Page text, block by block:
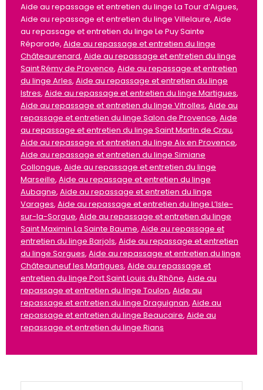
Aide au repassage et entretien du linge La Tour d’Aigues,
Aide au repassage et entretien du linge Villelaure, Aide
au repassage et entretien du linge Le Puy Sainte
Réparade, Aide au repassage et entretien du linge
Châteaurenard, Aide au repassage et entretien du linge
Saint Rémy de Provence, Aide au repassage et entretien
du linge Arles, Aide au repassage et entretien du linge
Istres, Aide au repassage et entretien du linge Martigues,
Aide au repassage et entretien du linge Vitrolles, Aide au
repassage et entretien du linge Salon de Provence, Aide
au repassage et entretien du linge Saint Martin de Crau,
Aide au repassage et entretien du linge Aix en Provence,
Aide au repassage et entretien du linge Simiane
Collongue, Aide au repassage et entretien du linge
Marseille, Aide au repassage et entretien du linge
Aubagne, Aide au repassage et entretien du linge
Varages, Aide au repassage et entretien du linge L’Isle-
sur-la-Sorgue, Aide au repassage et entretien du linge
Saint Maximin La Sainte Baume, Aide au repassage et
entretien du linge Barjols, Aide au repassage et entretien
du linge Sorgues, Aide au repassage et entretien du linge
Châteauneuf les Martigues, Aide au repassage et
entretien du linge Port Saint Louis du Rhône, Aide au
repassage et entretien du linge Toulon, Aide au
repassage et entretien du linge Draguignan, Aide au
repassage et entretien du linge Beaucaire, Aide au
repassage et entretien du linge Rians